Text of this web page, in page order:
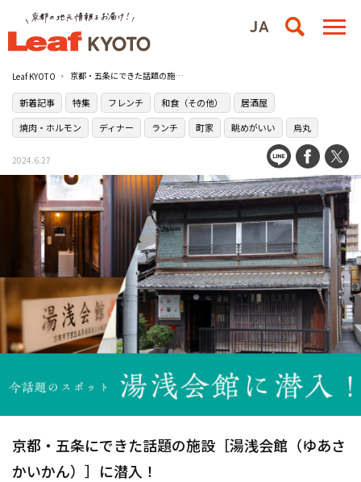
Leaf KYOTO 京都・五条にできた話題の施設［湯浅会館（ゆあさかいかん）］に潜入！
新着記事 特集 フレンチ 和食（その他）
居酒屋
焼肉・ホルモン
ディナー ランチ 町家 眺めがいい 烏丸
2024.6.27
京都・五条にできた話題の施設［湯浅会館（ゆあさ
かいかん）］に潜入！